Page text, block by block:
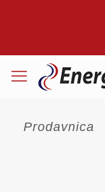
Prodavnica